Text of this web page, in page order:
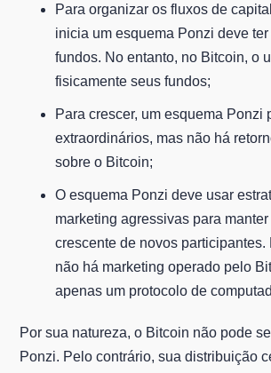
Para organizar os fluxos de
inicia um esquema Ponzi deve
fundos. No entanto, no Bitcoin, o
fisicamente seus fundos;
Para crescer, um esquema Ponzi
extraordinários, mas não há
sobre o Bitcoin;
O esquema Ponzi deve usar
marketing agressivas para
crescente de novos participantes.
não há marketing operado pelo
apenas um protocolo de
Por sua natureza, o Bitcoin não pode
Ponzi. Pelo contrário, sua distribuição